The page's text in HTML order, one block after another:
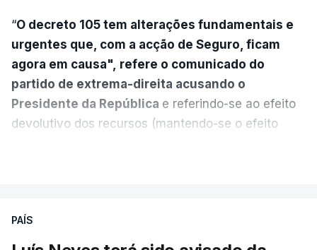
“O decreto 105 tem alterações fundamentais e
urgentes que, com a acção de Seguro, ficam
agora em causa", refere o comunicado do
partido de extrema-direita acusando o
Presidente da República e referindo-se ao efeito
devolutivo dos recursos (mantendo-se o efeito
quanto à possibilidade de expulsar do país
cidadãos adultos em situação ilegal, se
PAÍS